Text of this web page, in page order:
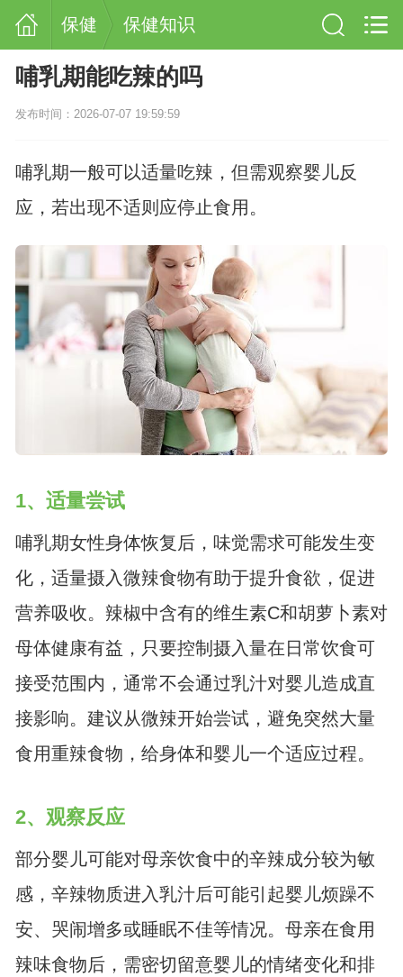
保健 保健知识
哺乳期能吃辣的吗
发布时间：2026-07-07 19:59:59
哺乳期一般可以适量吃辣，但需观察婴儿反
应，若出现不适则应停止食用。
1、适量尝试
哺乳期女性身体恢复后，味觉需求可能发生变
化，适量摄入微辣食物有助于提升食欲，促进
营养吸收。辣椒中含有的维生素C和胡萝卜素对
母体健康有益，只要控制摄入量在日常饮食可
接受范围内，通常不会通过乳汁对婴儿造成直
接影响。建议从微辣开始尝试，避免突然大量
食用重辣食物，给身体和婴儿一个适应过程。
2、观察反应
部分婴儿可能对母亲饮食中的辛辣成分较为敏
感，辛辣物质进入乳汁后可能引起婴儿烦躁不
安、哭闹增多或睡眠不佳等情况。母亲在食用
辣味食物后，需密切留意婴儿的情绪变化和排